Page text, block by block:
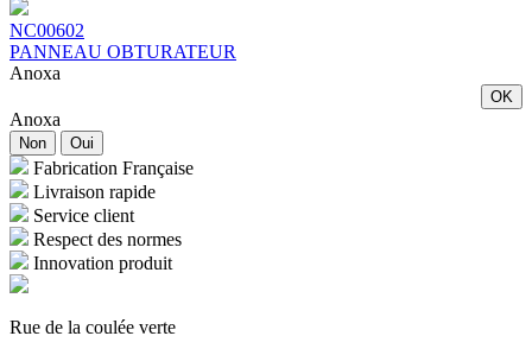
NC00602
PANNEAU OBTURATEUR
Anoxa
OK
Anoxa
Non Oui
Fabrication Française
Livraison rapide
Service client
Respect des normes
Innovation produit
Rue de la coulée verte